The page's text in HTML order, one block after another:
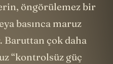
öngörülemez bir
basınca maruz
Baruttan çok daha
“kontrolsüz güç